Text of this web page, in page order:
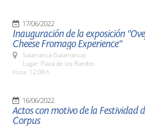
17/06/2022
Inauguración de la exposición
Cheese Fromago Experience"
Salamanca (Salamanca)
Lugar: Plaza de los Bandos
Hora: 12:00 h.
16/06/2022
Actos con motivo de la Festividad
Corpus